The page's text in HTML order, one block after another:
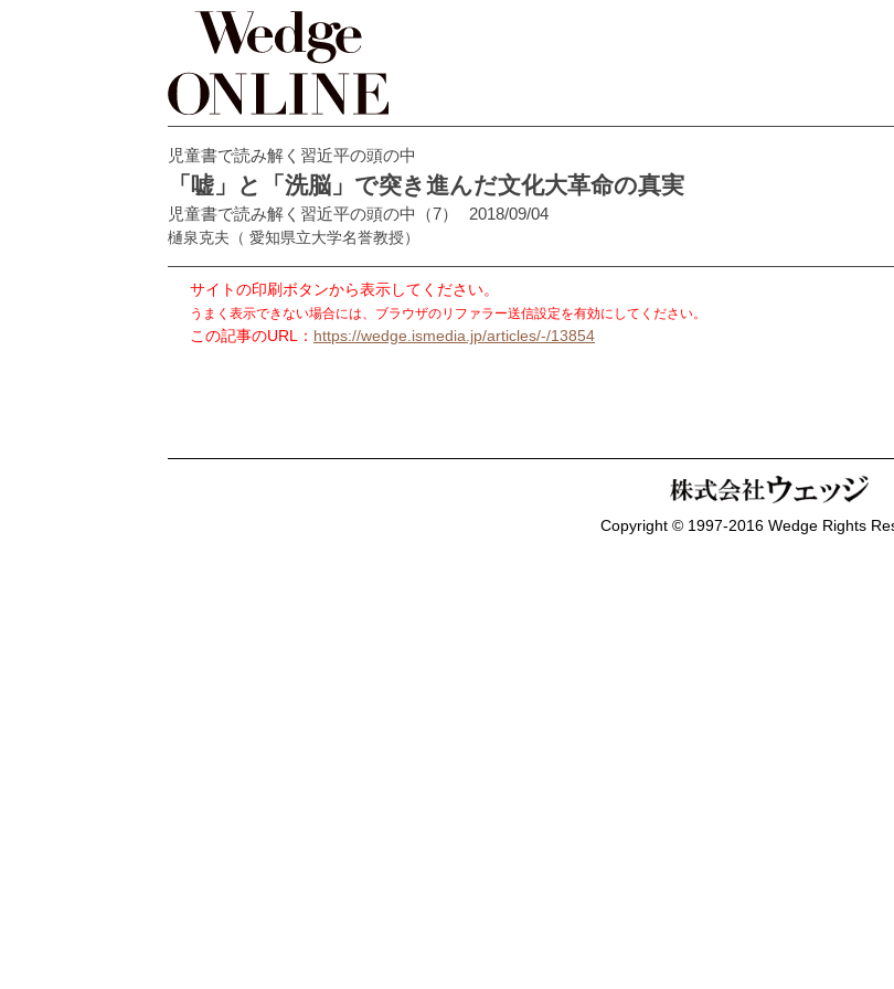
児童書で読み解く習近平の頭の中
「嘘」と「洗脳」で突き進んだ文化大革命の真実
児童書で読み解く習近平の頭の中（7） 2018/09/04
樋泉克夫 （ 愛知県立大学名誉教授）
サイトの印刷ボタンから表示してください。
うまく表示できない場合には、ブラウザのリファラー送信設定を有効にしてください。
この記事のURL： https://wedge.ismedia.jp/articles/-/13854
Copyright © 1997-2016 Wedge Rights